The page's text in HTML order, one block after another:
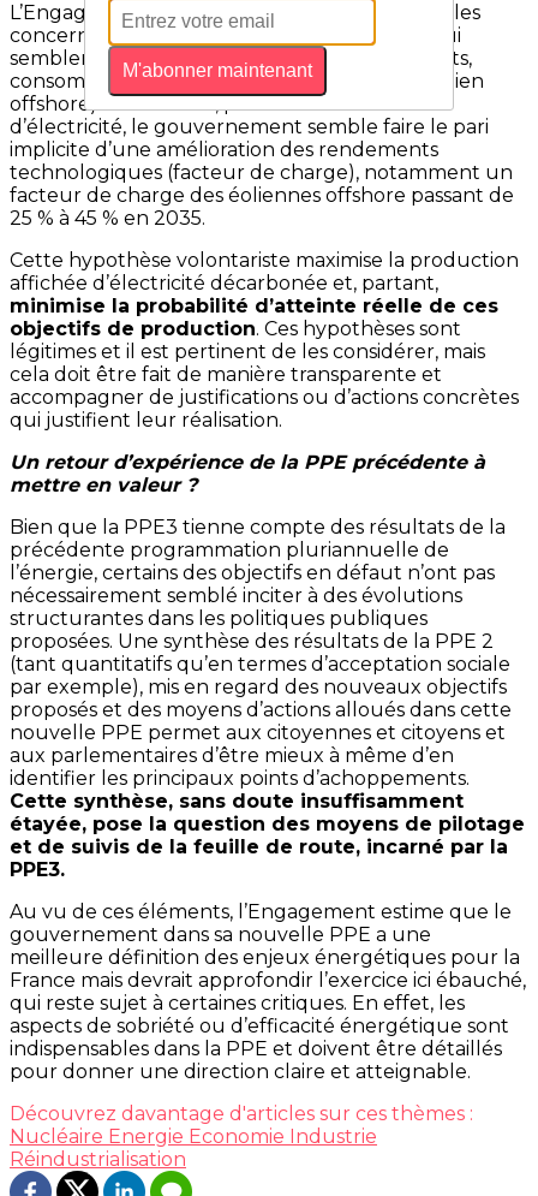
L’Engagement attend plus d’éléments palpables
concernant certaines évolutions proposées qui
semblent résolument optimistes (biocarburants,
consommation de gaz naturel, hydrogène, éolien
offshore). De surcroît, pour certaines sources
d’électricité, le gouvernement semble faire le pari
implicite d’une amélioration des rendements
technologiques (facteur de charge), notamment un
facteur de charge des éoliennes offshore passant de
25 % à 45 % en 2035.
Cette hypothèse volontariste maximise la production
affichée d’électricité décarbonée et, partant,
minimise la probabilité d’atteinte réelle de ces
objectifs de production. Ces hypothèses sont
légitimes et il est pertinent de les considérer, mais
cela doit être fait de manière transparente et
accompagner de justifications ou d’actions concrètes
qui justifient leur réalisation.
Un retour d’expérience de la PPE précédente à
mettre en valeur ?
Bien que la PPE3 tienne compte des résultats de la
précédente programmation pluriannuelle de
l’énergie, certains des objectifs en défaut n’ont pas
nécessairement semblé inciter à des évolutions
structurantes dans les politiques publiques
proposées. Une synthèse des résultats de la PPE 2
(tant quantitatifs qu’en termes d’acceptation sociale
par exemple), mis en regard des nouveaux objectifs
proposés et des moyens d’actions alloués dans cette
nouvelle PPE permet aux citoyennes et citoyens et
aux parlementaires d’être mieux à même d’en
identifier les principaux points d’achoppements.
Cette synthèse, sans doute insuffisamment
étayée, pose la question des moyens de pilotage
et de suivis de la feuille de route, incarné par la
PPE3.
Au vu de ces éléments, l’Engagement estime que le
gouvernement dans sa nouvelle PPE a une
meilleure définition des enjeux énergétiques pour la
France mais devrait approfondir l’exercice ici ébauché,
qui reste sujet à certaines critiques. En effet, les
aspects de sobriété ou d’efficacité énergétique sont
indispensables dans la PPE et doivent être détaillés
pour donner une direction claire et atteignable.
Découvrez davantage d'articles sur ces thèmes :
Nucléaire Energie Economie Industrie
Réindustrialisation
M'abonner maintenant